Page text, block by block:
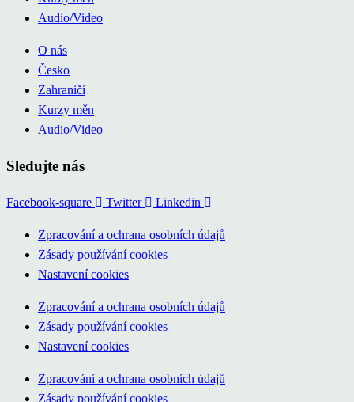
Audio/Video
O nás
Česko
Zahraničí
Kurzy měn
Audio/Video
Sledujte nás
Facebook-square Twitter Linkedin
Zpracování a ochrana osobních údajů
Zásady používání cookies
Nastavení cookies
Zpracování a ochrana osobních údajů
Zásady používání cookies
Nastavení cookies
Zpracování a ochrana osobních údajů
Zásady používání cookies